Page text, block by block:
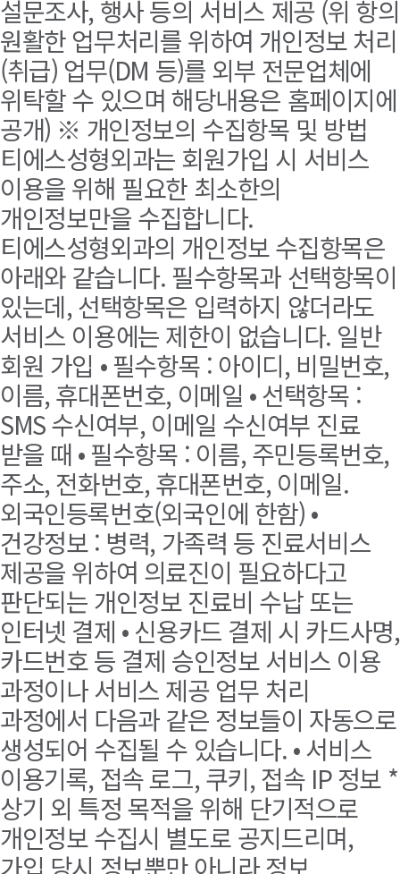
설문조사, 행사 등의 서비스 제공 (위 항의
원활한 업무처리를 위하여 개인정보 처리
(취급) 업무(DM 등)를 외부 전문업체에
위탁할 수 있으며 해당내용은 홈페이지에
공개) ※ 개인정보의 수집항목 및 방법
티에스성형외과는 회원가입 시 서비스
이용을 위해 필요한 최소한의
개인정보만을 수집합니다.
티에스성형외과의 개인정보 수집항목은
아래와 같습니다. 필수항목과 선택항목이
있는데, 선택항목은 입력하지 않더라도
서비스 이용에는 제한이 없습니다. 일반
회원 가입 • 필수항목 : 아이디, 비밀번호,
이름, 휴대폰번호, 이메일 • 선택항목 :
SMS 수신여부, 이메일 수신여부 진료
받을 때 • 필수항목 : 이름, 주민등록번호,
주소, 전화번호, 휴대폰번호, 이메일.
외국인등록번호(외국인에 한함) •
건강정보 : 병력, 가족력 등 진료서비스
제공을 위하여 의료진이 필요하다고
판단되는 개인정보 진료비 수납 또는
인터넷 결제 • 신용카드 결제 시 카드사명,
카드번호 등 결제 승인정보 서비스 이용
과정이나 서비스 제공 업무 처리
과정에서 다음과 같은 정보들이 자동으로
생성되어 수집될 수 있습니다. • 서비스
이용기록, 접속 로그, 쿠키, 접속 IP 정보 *
상기 외 특정 목적을 위해 단기적으로
개인정보 수집시 별도로 공지드리며,
가입 당시 정보뿐만 아니라 정보